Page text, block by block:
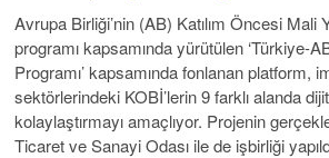
Avrupa Birliği’nin (AB) Katılım Öncesi Mali
programı kapsamında yürütülen ‘Türkiye-
Programı’ kapsamında fonlanan platform,
sektörlerindeki KOBİ’lerin 9 farklı alanda
kolaylaştırmayı amaçlıyor. Projenin
Ticaret ve Sanayi Odası ile de işbirliği